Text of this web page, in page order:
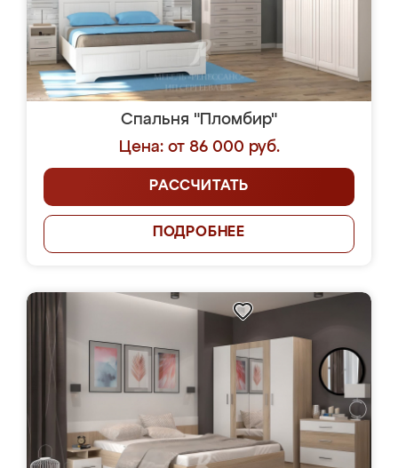
Спальня "Пломбир"
Цена: от 86 000 руб.
РАССЧИТАТЬ
ПОДРОБНЕЕ